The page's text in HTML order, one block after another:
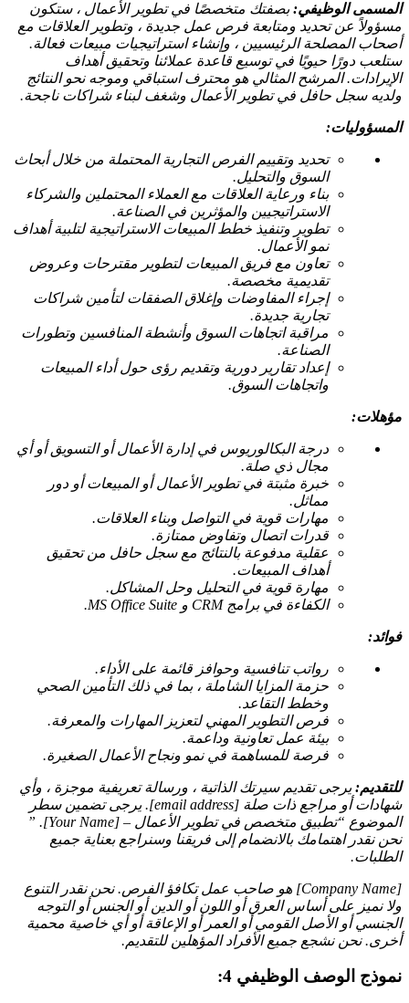
المسمى الوظيفي:بصفتك متخصصًا في تطوير الأعمال ، ستكون
مسؤولاً عن تحديد ومتابعة فرص عمل جديدة ، وتطوير العلاقات مع
أصحاب المصلحة الرئيسيين ، وإنشاء استراتيجيات مبيعات فعالة.
ستلعب دورًا حيويًا في توسيع قاعدة عملائنا وتحقيق أهداف
الإيرادات. المرشح المثالي هو محترف استباقي وموجه نحو النتائج
ولديه سجل حافل في تطوير الأعمال وشغف لبناء شراكات ناجحة.
المسؤوليات:
تحديد وتقييم الفرص التجارية المحتملة من خلال أبحاث
السوق والتحليل.
بناء ورعاية العلاقات مع العملاء المحتملين والشركاء
الاستراتيجيين والمؤثرين في الصناعة.
تطوير وتنفيذ خطط المبيعات الاستراتيجية لتلبية أهداف
نمو الأعمال.
تعاون مع فريق المبيعات لتطوير مقترحات وعروض
تقديمية مخصصة.
إجراء المفاوضات وإغلاق الصفقات لتأمين شراكات
تجارية جديدة.
مراقبة اتجاهات السوق وأنشطة المنافسين وتطورات
الصناعة.
إعداد تقارير دورية وتقديم رؤى حول أداء المبيعات
واتجاهات السوق.
مؤهلات:
درجة البكالوريوس في إدارة الأعمال أو التسويق أو أي
مجال ذي صلة.
خبرة مثبتة في تطوير الأعمال أو المبيعات أو دور
مماثل.
مهارات قوية في التواصل وبناء العلاقات.
قدرات اتصال وتفاوض ممتازة.
عقلية مدفوعة بالنتائج مع سجل حافل من تحقيق
أهداف المبيعات.
مهارة قوية في التحليل وحل المشاكل.
الكفاءة في برامج CRM و MS Office Suite.
فوائد:
رواتب تنافسية وحوافز قائمة على الأداء.
حزمة المزايا الشاملة ، بما في ذلك التأمين الصحي
وخطط التقاعد.
فرص التطوير المهني لتعزيز المهارات والمعرفة.
بيئة عمل تعاونية وداعمة.
فرصة للمساهمة في نمو ونجاح الأعمال الصغيرة.
للتقديم:يرجى تقديم سيرتك الذاتية ، ورسالة تعريفية موجزة ، وأي
شهادات أو مراجع ذات صلة [email address]. يرجى تضمين سطر
الموضوع “تطبيق متخصص في تطوير الأعمال – [Your Name]. ”
نحن نقدر اهتمامك بالانضمام إلى فريقنا وسنراجع بعناية جميع
الطلبات.
[Company Name] هو صاحب عمل تكافؤ الفرص. نحن نقدر التنوع
ولا نميز على أساس العرق أو اللون أو الدين أو الجنس أو التوجه
الجنسي أو الأصل القومي أو العمر أو الإعاقة أو أي خاصية محمية
أخرى. نحن نشجع جميع الأفراد المؤهلين للتقديم.
نموذج الوصف الوظيفي 4: